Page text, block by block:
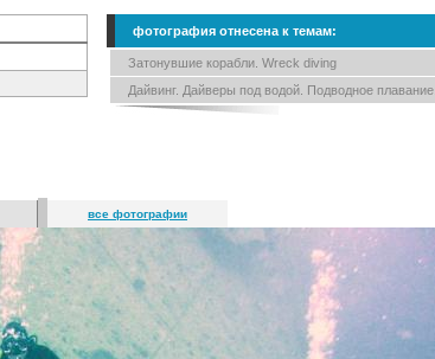
фотография отнесена к темам:
Затонувшие корабли. Wreck diving
Дайвинг. Дайверы под водой. Подводное плавание.
все фотографии